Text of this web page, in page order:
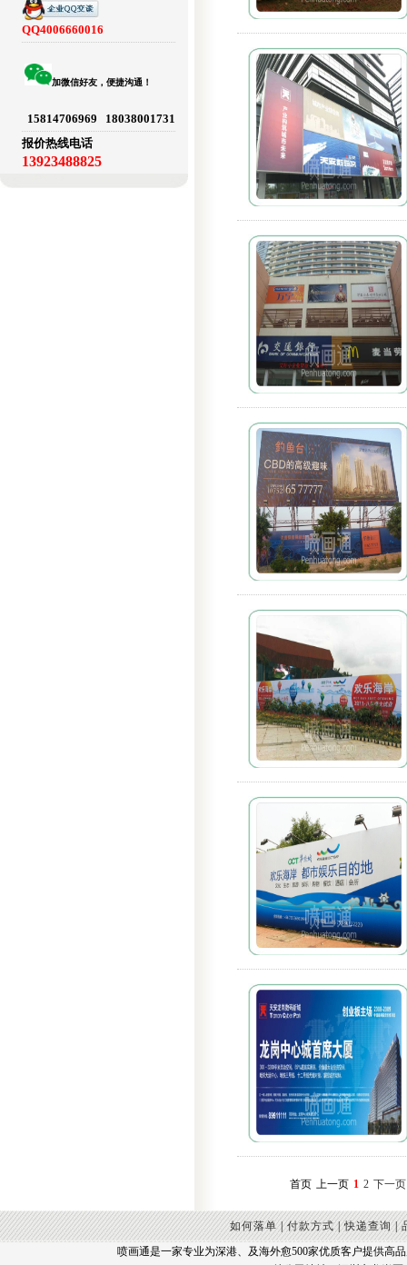
QQ4006660016
加微信好友，便捷沟通！
15814706969 18038001731
报价热线电话
13923488825
首页 上一页 1 2 下一页
如何落单|付款方式|快递查询|
喷画通是一家专业为深港、及海外愈500家优质客户提供高